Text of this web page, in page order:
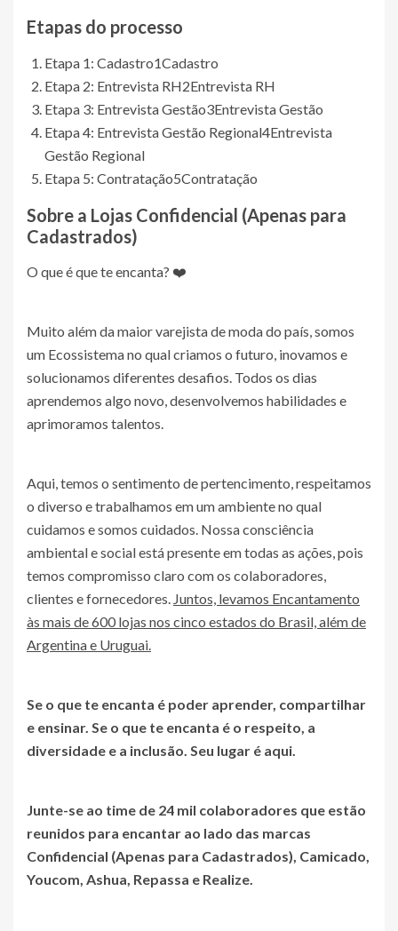
Etapas do processo
Etapa 1: Cadastro1Cadastro
Etapa 2: Entrevista RH2Entrevista RH
Etapa 3: Entrevista Gestão3Entrevista Gestão
Etapa 4: Entrevista Gestão Regional4Entrevista
Gestão Regional
Etapa 5: Contratação5Contratação
Sobre a Lojas Confidencial (Apenas para
Cadastrados)
O que é que te encanta? ❤️
Muito além da maior varejista de moda do país, somos
um Ecossistema no qual criamos o futuro, inovamos e
solucionamos diferentes desafios. Todos os dias
aprendemos algo novo, desenvolvemos habilidades e
aprimoramos talentos.
Aqui, temos o sentimento de pertencimento, respeitamos
o diverso e trabalhamos em um ambiente no qual
cuidamos e somos cuidados. Nossa consciência
ambiental e social está presente em todas as ações, pois
temos compromisso claro com os colaboradores,
clientes e fornecedores. Juntos, levamos Encantamento
às mais de 600 lojas nos cinco estados do Brasil, além de
Argentina e Uruguai.
Se o que te encanta é poder aprender, compartilhar
e ensinar. Se o que te encanta é o respeito, a
diversidade e a inclusão. Seu lugar é aqui.
Junte-se ao time de 24 mil colaboradores que estão
reunidos para encantar ao lado das marcas
Confidencial (Apenas para Cadastrados), Camicado,
Youcom, Ashua, Repassa e Realize.